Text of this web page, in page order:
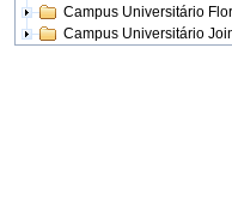
Campus Universitário
Campus Universitário